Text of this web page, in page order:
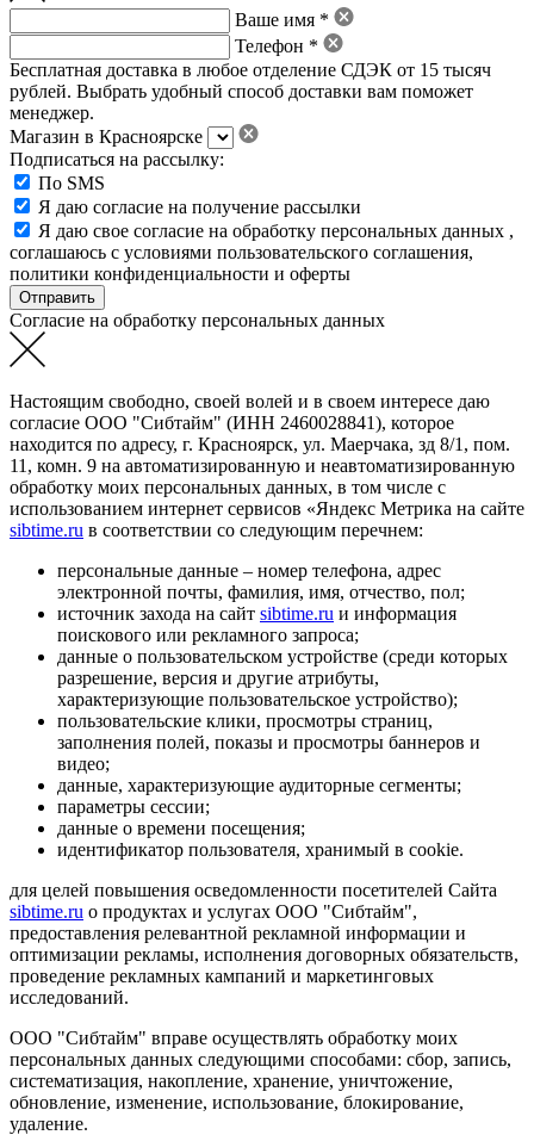
Ваше имя *
Телефон *
Бесплатная доставка в любое отделение СДЭК от 15 тысяч
рублей. Выбрать удобный способ доставки вам поможет
менеджер.
Магазин в Красноярске
Подписаться на рассылку:
По SMS
Я даю согласие на получение рассылки
Я даю свое согласие на обработку персональных данных ,
соглашаюсь с условиями пользовательского соглашения,
политики конфиденциальности и оферты
Согласие на обработку персональных данных
Настоящим свободно, своей волей и в своем интересе даю
согласие ООО "Сибтайм" (ИНН 2460028841), которое
находится по адресу, г. Красноярск, ул. Маерчака, зд 8/1, пом.
11, комн. 9 на автоматизированную и неавтоматизированную
обработку моих персональных данных, в том числе с
использованием интернет сервисов «Яндекс Метрика на сайте
sibtime.ru в соответствии со следующим перечнем:
персональные данные – номер телефона, адрес
электронной почты, фамилия, имя, отчество, пол;
источник захода на сайт sibtime.ru и информация
поискового или рекламного запроса;
данные о пользовательском устройстве (среди которых
разрешение, версия и другие атрибуты,
характеризующие пользовательское устройство);
пользовательские клики, просмотры страниц,
заполнения полей, показы и просмотры баннеров и
видео;
данные, характеризующие аудиторные сегменты;
параметры сессии;
данные о времени посещения;
идентификатор пользователя, хранимый в cookie.
для целей повышения осведомленности посетителей Сайта
sibtime.ru о продуктах и услугах ООО "Сибтайм",
предоставления релевантной рекламной информации и
оптимизации рекламы, исполнения договорных обязательств,
проведение рекламных кампаний и маркетинговых
исследований.
ООО "Сибтайм" вправе осуществлять обработку моих
персональных данных следующими способами: сбор, запись,
систематизация, накопление, хранение, уничтожение,
обновление, изменение, использование, блокирование,
удаление.